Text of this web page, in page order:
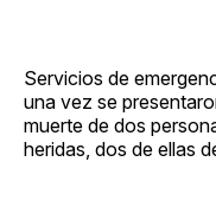
Servicios de
una vez se
muerte de dos
heridas, dos de ellas